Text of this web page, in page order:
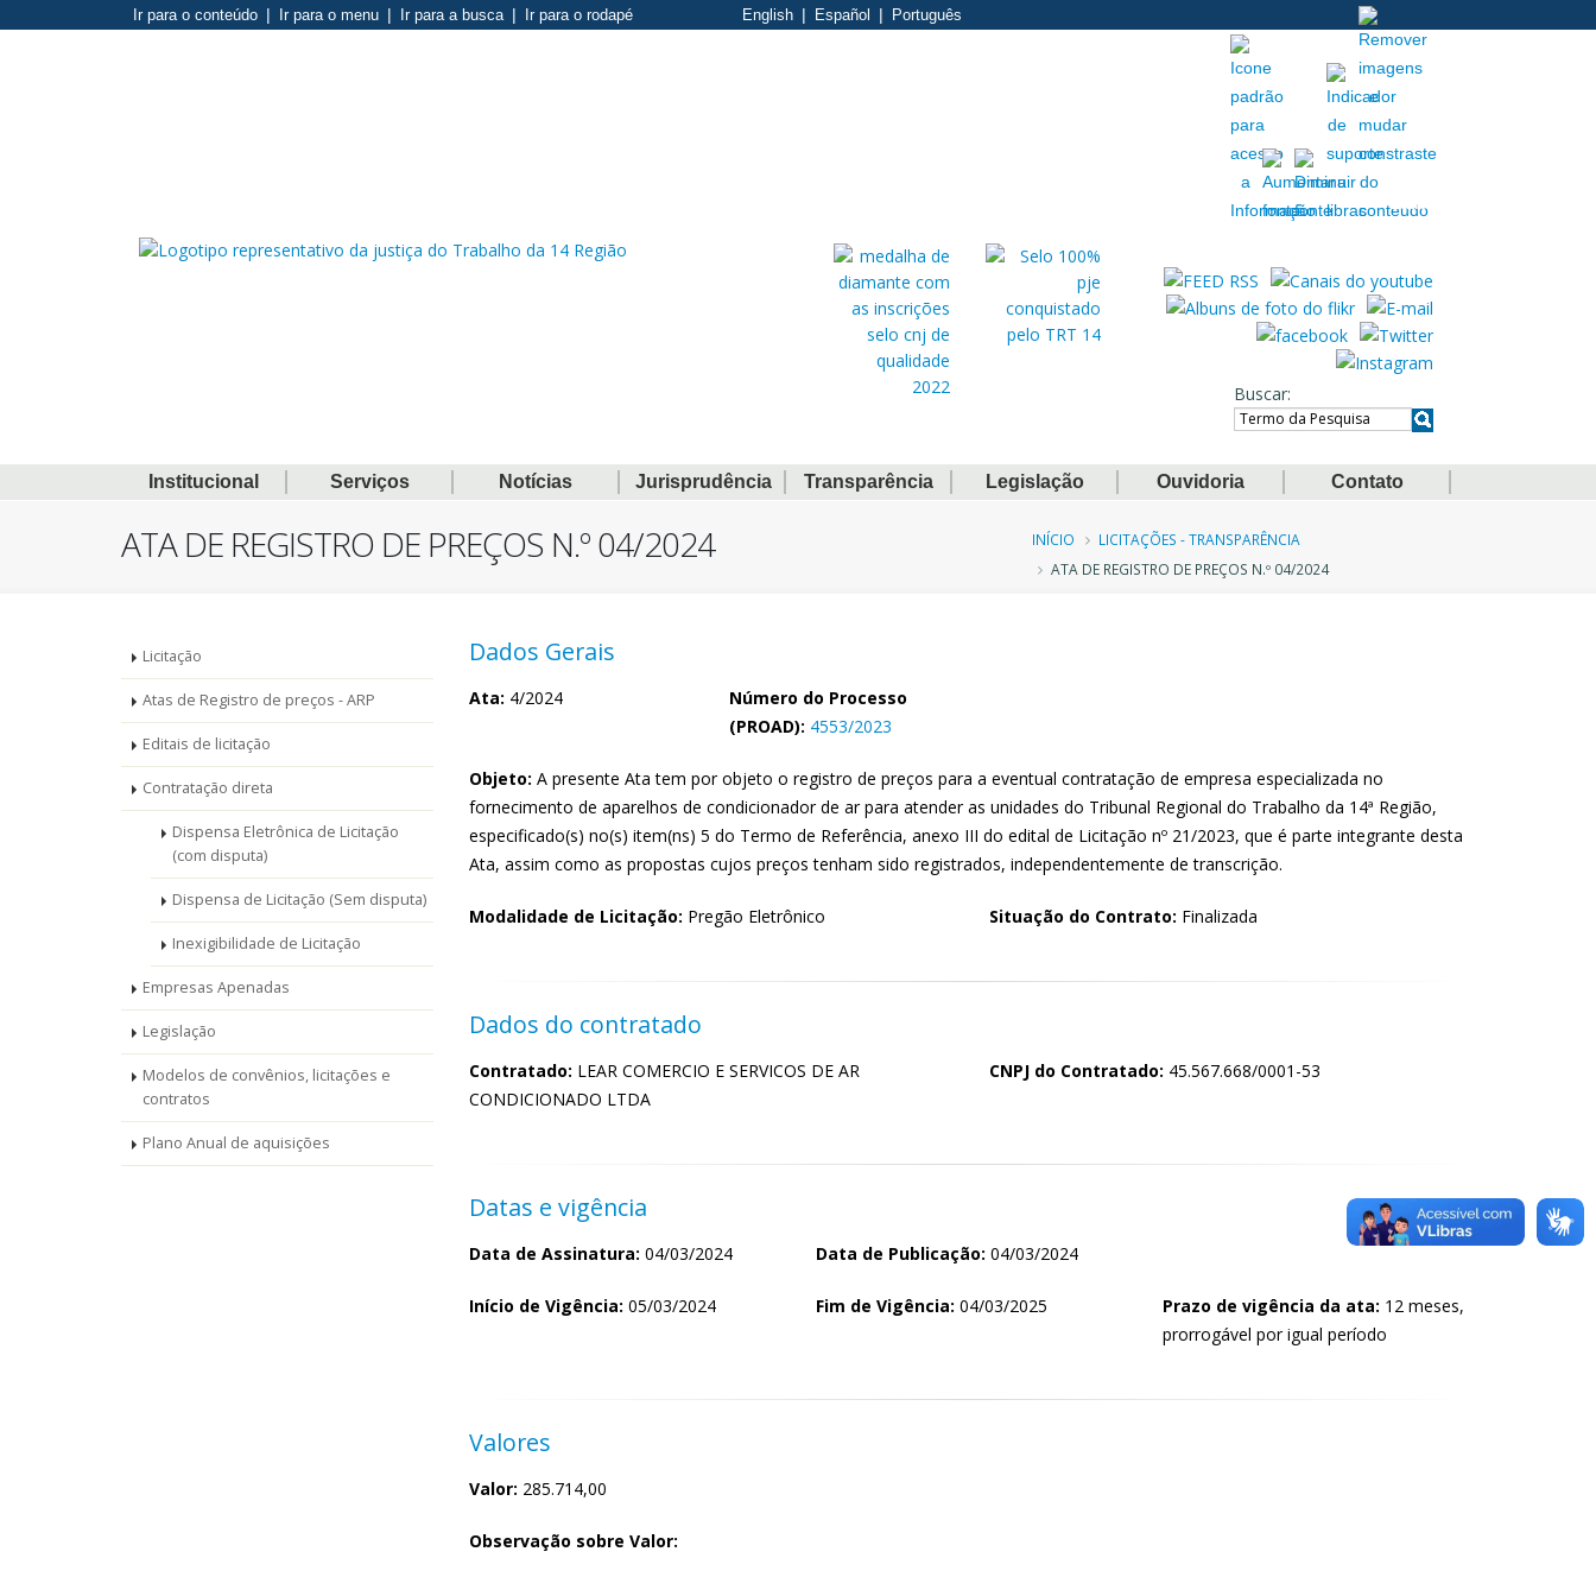
Ir para o conteúdo Ir para o menu Ir para a busca Ir para o rodapé English Español Português
Extranet
Buscar
Institucional Serviços Notícias Jurisprudência Transparência Legislação Ouvidoria Contato
ATA DE REGISTRO DE PREÇOS N.º 04/2024
Trilha
INÍCIO
LICITAÇÕES - TRANSPARÊNCIA
ATA DE REGISTRO DE PREÇOS N.º 04/2024
Menu
-
Licitações
Licitação
Atas de Registro de preços - ARP
Editais de licitação
Contratação direta
Dispensa Eletrônica de Licitação
(com disputa)
Dispensa de Licitação (Sem disputa)
Inexigibilidade de Licitação
Empresas Apenadas
Legislação
Modelos de convênios, licitações e
contratos
Plano Anual de aquisições
Dados Gerais
Ata: 4/2024
Número do Processo
(PROAD): 4553/2023
Objeto: A presente Ata tem por objeto o registro de preços para a eventual contratação de empresa especializada no
fornecimento de aparelhos de condicionador de ar para atender as unidades do Tribunal Regional do Trabalho da 14ª Região,
especificado(s) no(s) item(ns) 5 do Termo de Referência, anexo III do edital de Licitação nº 21/2023, que é parte integrante desta
Ata, assim como as propostas cujos preços tenham sido registrados, independentemente de transcrição.
Modalidade de Licitação: Pregão Eletrônico Situação do Contrato: Finalizada
Dados do contratado
Contratado: LEAR COMERCIO E SERVICOS DE AR
CONDICIONADO LTDA
CNPJ do Contratado: 45.567.668/0001-53
Datas e vigência
Data de Assinatura: 04/03/2024 Data de Publicação: 04/03/2024
Início de Vigência: 05/03/2024 Fim de Vigência: 04/03/2025 Prazo de vigência da ata: 12 meses,
prorrogável por igual período
Valores
Valor: 285.714,00
Observação sobre Valor: